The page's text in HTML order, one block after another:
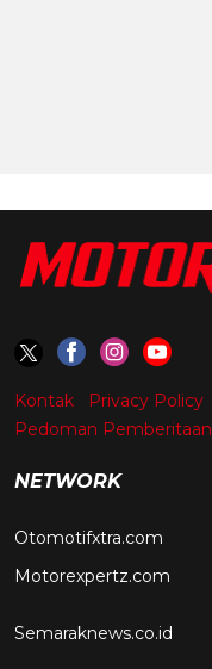
Kontak Privacy Policy
Pedoman Pemberitaan
NETWORK
Otomotifxtra.com
Motorexpertz.com
Semaraknews.co.id